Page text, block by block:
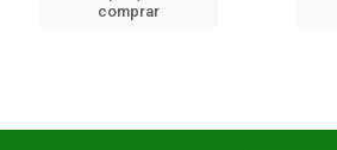
comprar